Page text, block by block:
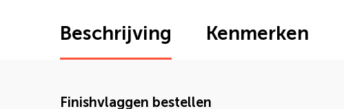
Beschrijving
Finishvlaggen bestellen
Kenmerken